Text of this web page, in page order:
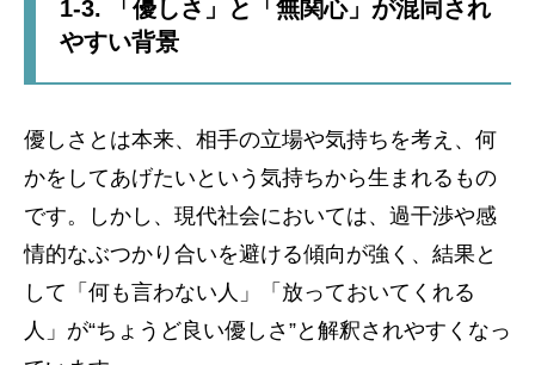
1-3. 「優しさ」と「無関心」が混同され
やすい背景
優しさとは本来、相手の立場や気持ちを考え、何
かをしてあげたいという気持ちから生まれるもの
です。しかし、現代社会においては、過干渉や感
情的なぶつかり合いを避ける傾向が強く、結果と
して「何も言わない人」「放っておいてくれる
人」が“ちょうど良い優しさ”と解釈されやすくなっ